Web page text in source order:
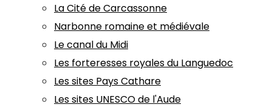
La Cité de Carcassonne
Narbonne romaine et médiévale
Le canal du Midi
Les forteresses royales du Languedoc
Les sites Pays Cathare
Les sites UNESCO de l'Aude